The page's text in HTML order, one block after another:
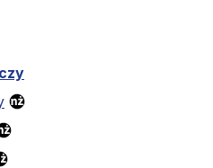
zwischen den